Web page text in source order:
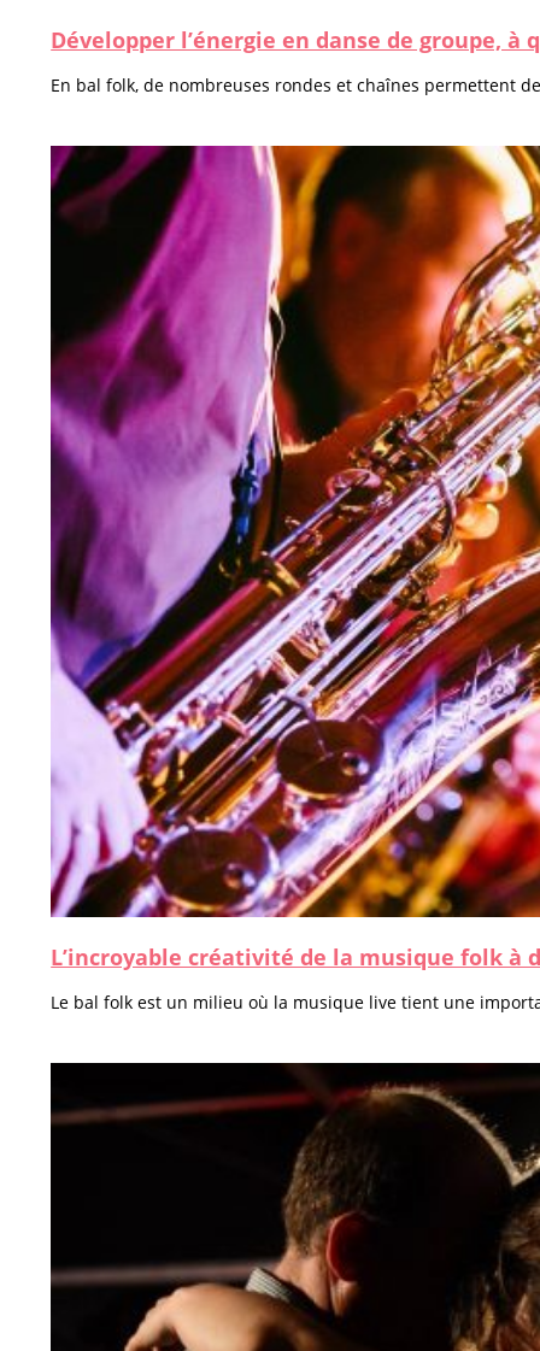
Développer l’énergie en danse de groupe, à
En bal folk, de nombreuses rondes et chaînes permettent
L’incroyable créativité de la musique folk à
Le bal folk est un milieu où la musique live tient une